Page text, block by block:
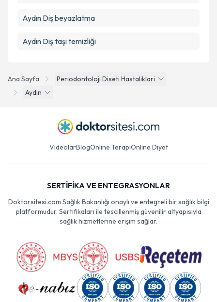
Ana Sayfa
Periodontoloji Diseti Hastaliklari
Aydın
Aydın Diş beyazlatma
Aydın Diş taşı temizliği
VideolarBlogOnline TerapiOnline Diyet
SERTİFİKA VE ENTEGRASYONLAR
Doktorsitesi.com Sağlık Bakanlığı onaylı ve entegreli bir sağlık bilgi
platformudur. Sertifikaları ile tescillenmiş güvenilir altyapısıyla
sağlık hizmetlerine erişim sağlar.